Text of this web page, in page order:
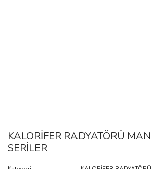
KALORİFER RADYATÖRÜ
SERİLER